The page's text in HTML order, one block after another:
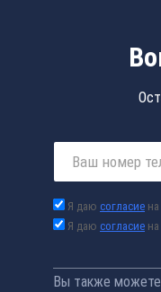
Я даю согласие
Я даю согласие
Вы также можете